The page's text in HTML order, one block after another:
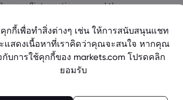
conflict continues, and the
monitor how these events unfold
views and is for reference only. It does not
the stance of the Markets.com platform.
risks. Before making any trading
assess your financial situation and risk
คุกกี้เพื่อทำสิ่งต่างๆ เช่น ให้การสนับสนุนแชท
แสดงเนื้อหาที่เราคิดว่าคุณจะสนใจ หากคุณ
กับการใช้คุกกี้ของ markets.com โปรดคลิก
ยอมรับ